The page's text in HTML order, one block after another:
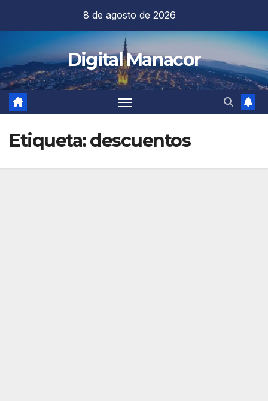
contenido
8 de agosto de 2026
Digital Manacor
Etiqueta:descuentos